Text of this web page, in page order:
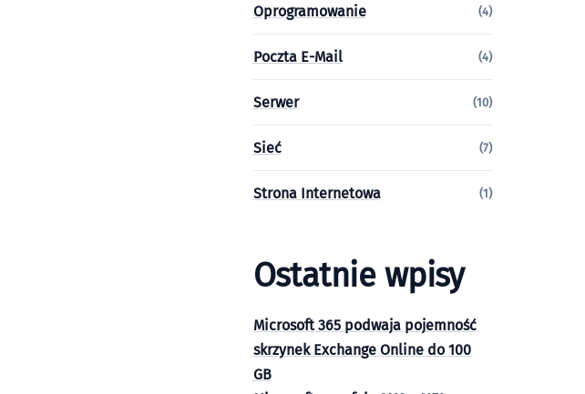
Oprogramowanie (4)
Poczta E-Mail (4)
Serwer (10)
Sieć (7)
Strona Internetowa (1)
Ostatnie wpisy
Microsoft 365 podwaja pojemność
skrzynek Exchange Online do 100
GB